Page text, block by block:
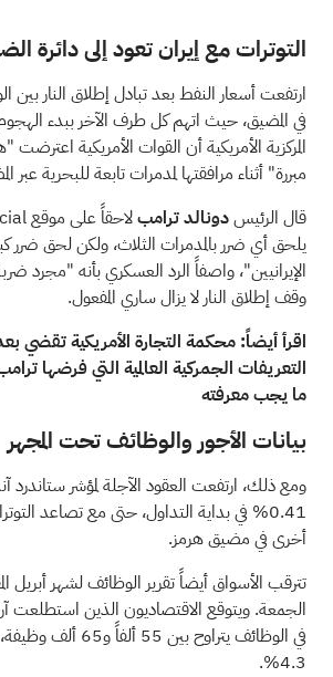
التوترات مع إيران تعود إلى دائرة
ارتفعت أسعار النفط بعد تبادل إطلاق النار بين
في المضيق، حيث اتهم كل طرف الآخر ببدء
المركزية الأمريكية أن القوات الأمريكية اعترضت
مبررة" أثناء مرافقتها لمدمرات تابعة للبحرية عبر
قالالرئيسدونالد ترامب
يلحق أي ضرر بالمدمرات الثلاث، ولكن لحق ضرر
الإيرانيين"، واصفاً الرد العسكري بأنه "مجرد
وقف إطلاق النار لا يزال ساري المفعول.
اقرأ أيضاً: محكمة التجارة الأمريكية تقضي
ما يجب معرفته
بيانات الأجور والوظائف تحت المجهر
0.41% في بداية التداول، حتى مع تصاعد
أخرى في مضيق هرمز.
تترقب الأسواق أيضاً تقرير الوظائف لشهر أبريل
الجمعة. ويتوقع الاقتصاديون الذين استطلعت
في الوظائف يتراوح بين
4.3%.